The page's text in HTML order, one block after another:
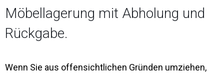
Möbellagerung mit Abholung und
Rückgabe.
Wenn Sie aus offensichtlichen Gründen umziehen,